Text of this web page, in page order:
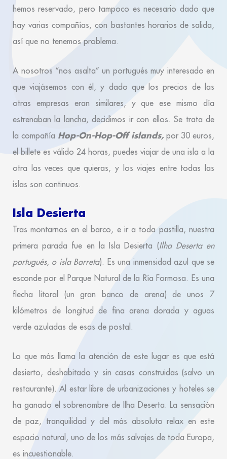
hemos reservado, pero tampoco es necesario dado que
hay varias compañías, con bastantes horarios de salida,
así que no tenemos problema.
A nosotros “nos asalta” un portugués muy interesado en
que viajásemos con él, y dado que los precios de las
otras empresas eran similares, y que ese mismo día
estrenaban la lancha, decidimos ir con ellos. Se trata de
la compañía Hop-On-Hop-Off islands, por 30 euros,
el billete es válido 24 horas, puedes viajar de una isla a la
otra las veces que quieras, y los viajes entre todas las
islas son continuos.
Isla Desierta
Tras montarnos en el barco, e ir a toda pastilla, nuestra
primera parada fue en la Isla Desierta (Ilha Deserta en
portugués, o isla Barreta). Es una inmensidad azul que se
esconde por el Parque Natural de la Ría Formosa. Es una
flecha litoral (un gran banco de arena) de unos 7
kilómetros de longitud de fina arena dorada y aguas
verde azuladas de esas de postal.
Lo que más llama la atención de este lugar es que está
desierto, deshabitado y sin casas construidas (salvo un
restaurante). Al estar libre de urbanizaciones y hoteles se
ha ganado el sobrenombre de Ilha Deserta. La sensación
de paz, tranquilidad y del más absoluto relax en este
espacio natural, uno de los más salvajes de toda Europa,
es incuestionable.